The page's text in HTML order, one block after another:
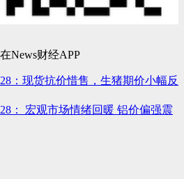
News财经APP
：现货抗价惜售，生猪期价小幅反
： 宏观市场情绪回暖 铝价偏强震